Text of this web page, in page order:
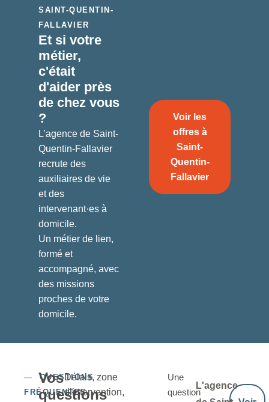
SAINT-QUENTIN-
FALLAVIER
Et si votre
métier,
c'était
d'aider près
de chez vous
?
L’agence de Saint-
Quentin-Fallavier
recrute des
auxiliaires de vie
et des
intervenant·es à
domicile.
Un métier de lien,
formé et
accompagné, avec
des missions
proches de votre
domicile.
Voir les
offres à
Saint-
Quentin-
Fallavier
— QUESTIONS
FRÉQUENTES
Vos
questions
Délais, zone
d’intervention,
Une
question
L'agence